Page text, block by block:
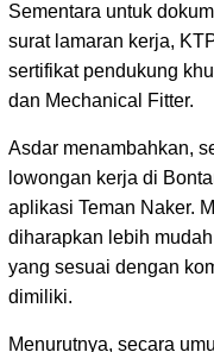
Sementara untuk
surat lamaran kerja,
sertifikat pendukung
dan Mechanical Fitter.
Asdar menambahkan,
lowongan kerja di
aplikasi Teman Naker.
diharapkan lebih
yang sesuai dengan
dimiliki.
Menurutnya, secara